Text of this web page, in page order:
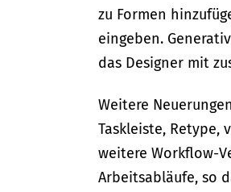
zu Formen
eingeben.
das Designer mit
Weitere
Taskleiste, Retype,
weitere Workflow-
Arbeitsabläufe, so